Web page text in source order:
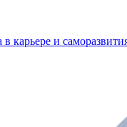
карьере и